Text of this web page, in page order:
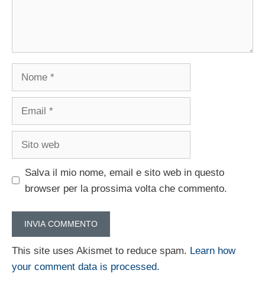
Salva il mio nome, email e sito web in questo
browser per la prossima volta che commento.
This site uses Akismet to reduce spam. Learn how
your comment data is processed.